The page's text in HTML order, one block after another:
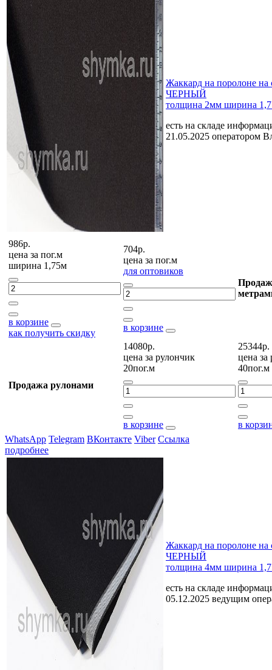
Жаккард на поролоне на
ЧЕРНЫЙ
толщина 2мм ширина
есть на складе
21.05.2025 оператором
986р.
цена за пог.м
ширина 1,75м
в корзине
как получить скидку
704р.
цена за пог.м
для оптовиков
в корзине
Продажа рулонами
14080р.
цена за рулончик
20пог.м
в корзине
25344р.
цена за
40пог.м
в
WhatsApp Telegram ВКонтакте Viber Ссылка
подробнее
Жаккард на поролоне на
ЧЕРНЫЙ
толщина 4мм ширина
есть на складе
05.12.2025 ведущим